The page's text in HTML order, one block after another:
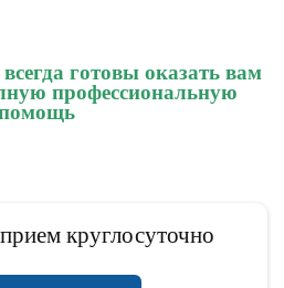
готовы оказать вам
профессиональную
круглосуточно